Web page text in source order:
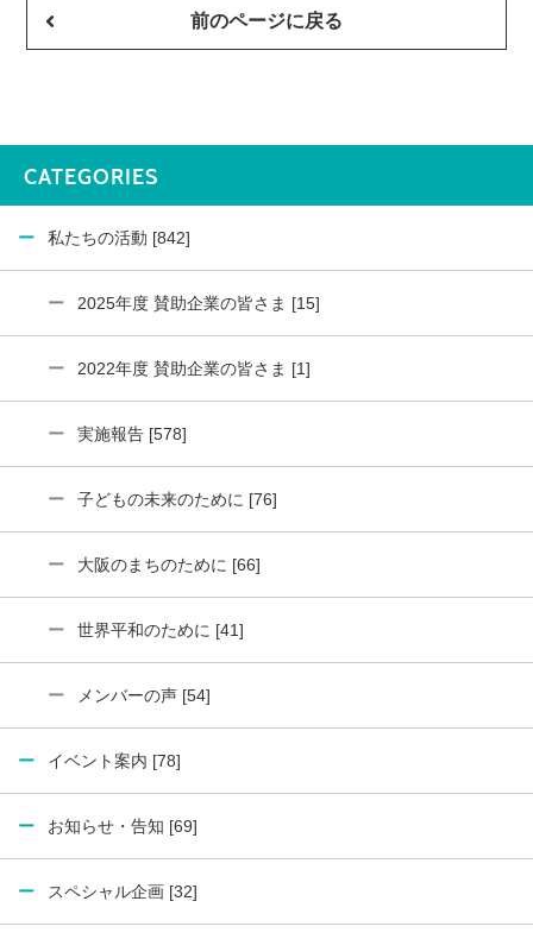
前のページに戻る
CATEGORIES
私たちの活動 [842]
2025年度 賛助企業の皆さま [15]
2022年度 賛助企業の皆さま [1]
実施報告 [578]
子どもの未来のために [76]
大阪のまちのために [66]
世界平和のために [41]
メンバーの声 [54]
イベント案内 [78]
お知らせ・告知 [69]
スペシャル企画 [32]